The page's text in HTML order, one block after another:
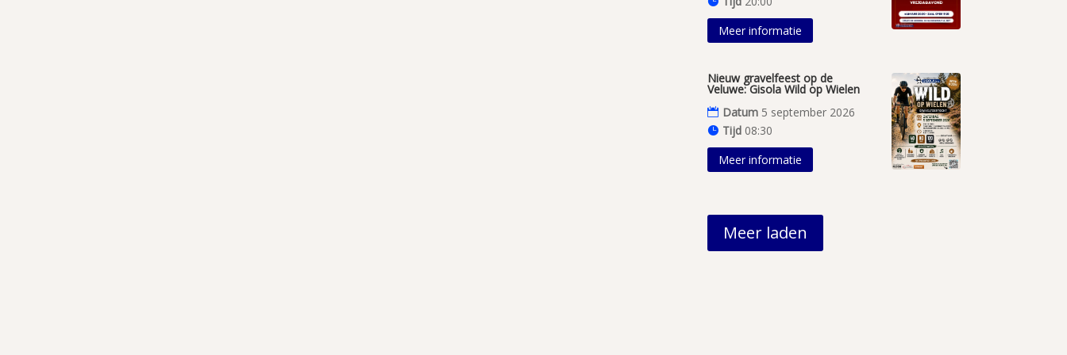
Meer informatie
Nieuw gravelfeest op de
Veluwe: Gisola Wild op Wielen
Datum 5 september 2026
Tijd 08:30
Meer informatie
Meer laden